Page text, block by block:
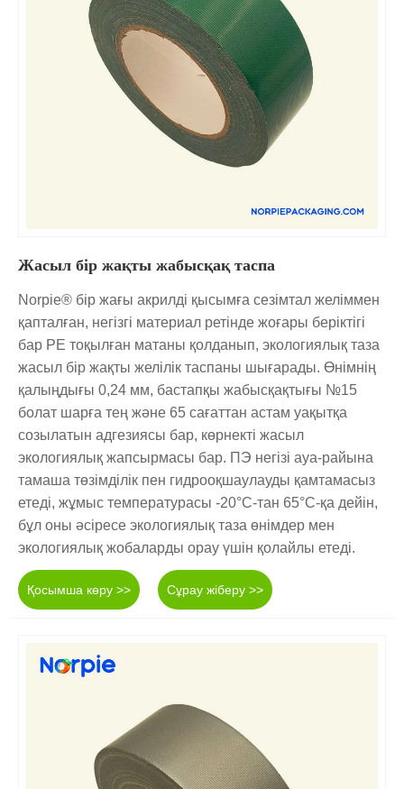
Жасыл бір жақты жабысқақ таспа
Norpie® бір жағы акрилді қысымға сезімтал желіммен
қапталған, негізгі материал ретінде жоғары беріктігі
бар PE тоқылған матаны қолданып, экологиялық таза
жасыл бір жақты желілік таспаны шығарады. Өнімнің
қалыңдығы 0,24 мм, бастапқы жабысқақтығы №15
болат шарға тең және 65 сағаттан астам уақытқа
созылатын адгезиясы бар, көрнекті жасыл
экологиялық жапсырмасы бар. ПЭ негізі ауа-райына
тамаша төзімділік пен гидрооқшаулауды қамтамасыз
етеді, жұмыс температурасы -20°C-тан 65°C-қа дейін,
бұл оны әсіресе экологиялық таза өнімдер мен
экологиялық жобаларды орау үшін қолайлы етеді.
Қосымша көру >> Сұрау жіберу >>